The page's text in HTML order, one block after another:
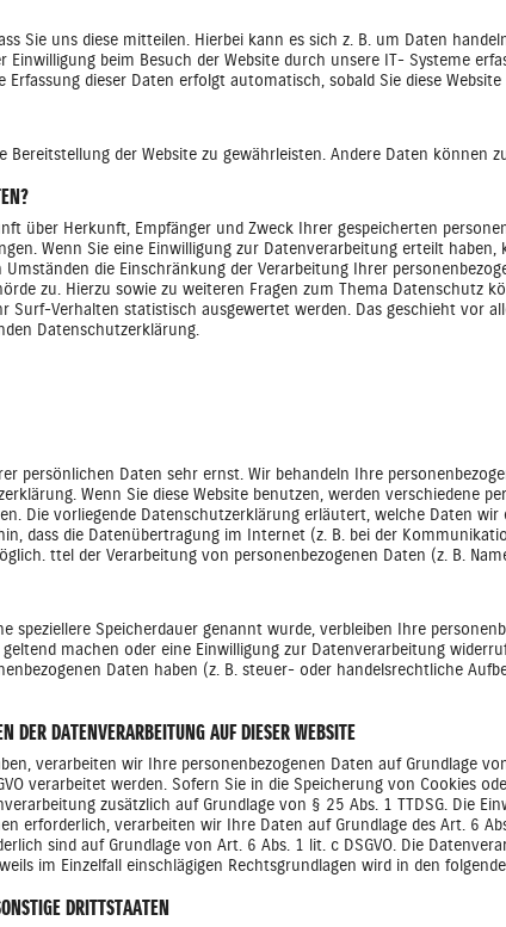
Sie uns diese mitteilen. Hierbei kann es sich z. B. um Daten
beim Besuch der Website durch unsere IT- Systeme
dieser Daten erfolgt automatisch, sobald Sie diese Website
der Website zu gewährleisten. Andere Daten können
über Herkunft, Empfänger und Zweck Ihrer gespeicherten
Wenn Sie eine Einwilligung zur Datenverarbeitung erteilt
die Einschränkung der Verarbeitung Ihrer
zu. Hierzu sowie zu weiteren Fragen zum Thema Datenschutz
Surf-Verhalten statistisch ausgewertet werden. Das geschieht vor
Datenschutzerklärung.
persönlichen Daten sehr ernst. Wir behandeln Ihre
Wenn Sie diese Website benutzen, werden verschiedene
Die vorliegende Datenschutzerklärung erläutert, welche Daten
dass die Datenübertragung im Internet (z. B. bei der
ttel der Verarbeitung von personenbezogenen Daten (z. B.
speziellere Speicherdauer genannt wurde, verbleiben Ihre
machen oder eine Einwilligung zur Datenverarbeitung
Daten haben (z. B. steuer- oder handelsrechtliche
DER DATENVERARBEITUNG AUF DIESER WEBSITE
verarbeiten wir Ihre personenbezogenen Daten auf Grundlage
verarbeitet werden. Sofern Sie in die Speicherung von Cookies
zusätzlich auf Grundlage von § 25 Abs. 1 TTDSG. Die
erforderlich, verarbeiten wir Ihre Daten auf Grundlage des Art. 6
sind auf Grundlage von Art. 6 Abs. 1 lit. c DSGVO. Die
im Einzelfall einschlägigen Rechtsgrundlagen wird in den
DRITTSTAATEN